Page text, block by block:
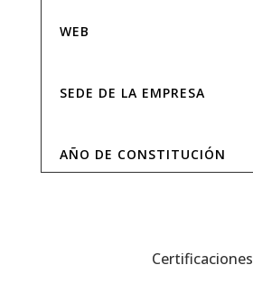
WEB
SEDE DE LA EMPRESA
AÑO DE CONSTITUCIÓN
Certificaciones